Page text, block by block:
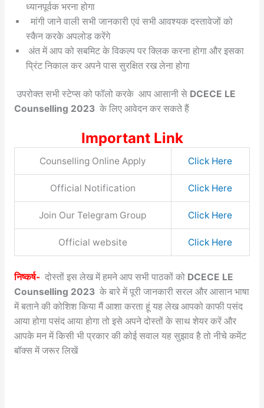
ध्यानपूर्वक भरना होगा
मांगी जाने वाली सभी जानकारी एवं सभी आवश्यक दस्तावेजों को
स्कैन करके अपलोड करेंगे
अंत में आप को सबमिट के विकल्प पर क्लिक करना होगा और इसका
प्रिंट निकाल कर अपने पास सुरक्षित रख लेना होगा
उपरोक्त सभी स्टेप्स को फॉलो करके आप आसानी से DCECE LE
Counselling 2023 के लिए आवेदन कर सकते हैं
Important Link
Counselling Online Apply Click Here
Official Notification Click Here
Join Our Telegram Group Click Here
Official website Click Here
निष्कर्ष-दोस्तों इस लेख में हमने आप सभी पाठकों को DCECE LE
Counselling 2023 के बारे में पूरी जानकारी सरल और आसान भाषा
में बताने की कोशिश किया मैं आशा करता हूं यह लेख आपको काफी पसंद
आया होगा पसंद आया होगा तो इसे अपने दोस्तों के साथ शेयर करें और
आपके मन में किसी भी प्रकार की कोई सवाल यह सुझाव है तो नीचे कमेंट
बॉक्स में जरूर लिखें